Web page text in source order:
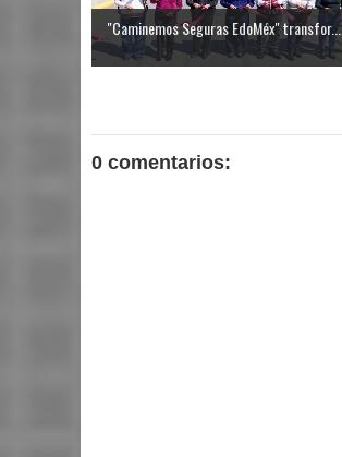
"Caminemos Seguras EdoMéx" transfor...
0 comentarios: